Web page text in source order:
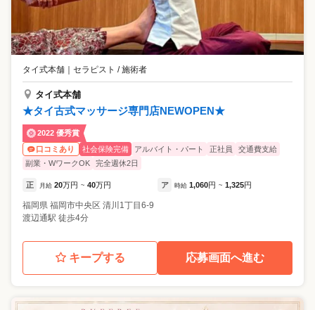
タイ式本舗 セラピスト / 施術者
タイ式本舗
★タイ古式マッサージ専門店NEWOPEN★
2022 優秀賞
口コミあり
社会保険完備 アルバイト・パート 正社員
交通費支給
副業・WワークOK
完全週休2日
正 月給 20万円 ~ 40万円 ア 時給 1,060円 ~ 1,325円
福岡県 福岡市中央区 清川1丁目6-9
渡辺通駅 徒歩4分
キープする 応募画面へ進む